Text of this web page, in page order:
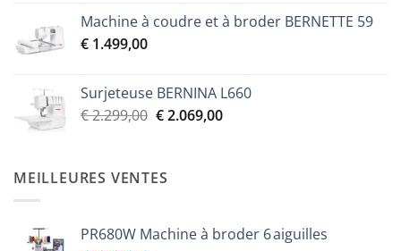
initial
actuel
Machine à coudre et à broder BERNETTE 59
€ 1.499,00
Surjeteuse BERNINA L660
€2.299,00 Le
était :
€ 2.299,00.
€2.069,00Le
MEILLEURES VENTES
PR680W Machine à broder 6 aiguilles